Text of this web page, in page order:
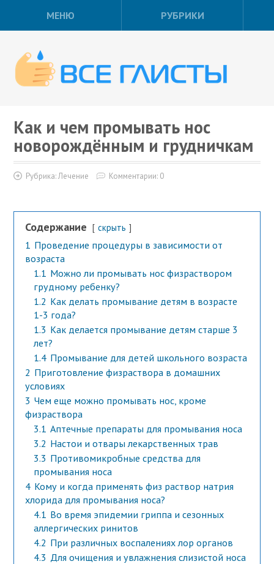
МЕНЮ РУБРИКИ
Как и чем промывать нос
новорождённым и грудничкам
Рубрика:Лечение Комментарии: 0
Содержание скрыть
1 Проведение процедуры в зависимости от
возраста
1.1 Можно ли промывать нос физраствором
грудному ребенку?
1.2 Как делать промывание детям в возрасте
1-3 года?
1.3 Как делается промывание детям старше 3
лет?
1.4 Промывание для детей школьного возраста
2 Приготовление физраствора в домашних
условиях
3 Чем еще можно промывать нос, кроме
физраствора
3.1 Аптечные препараты для промывания носа
3.2 Настои и отвары лекарственных трав
3.3 Противомикробные средства для
промывания носа
4 Кому и когда применять физ раствор натрия
хлорида для промывания носа?
4.1 Во время эпидемии гриппа и сезонных
аллергических ринитов
4.2 При различных воспалениях лор органов
4.3 Для очищения и увлажнения слизистой носа